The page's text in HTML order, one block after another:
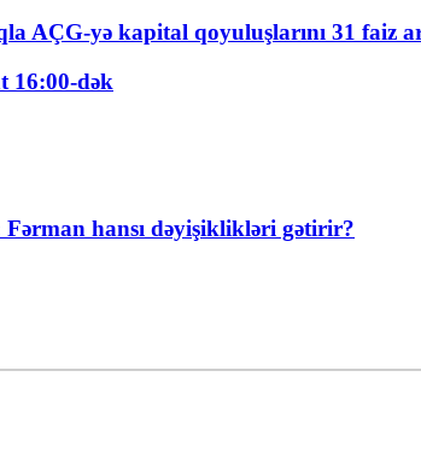
AÇG-yə kapital qoyuluşlarını 31 faiz
16:00-dək
hansı dəyişiklikləri gətirir?